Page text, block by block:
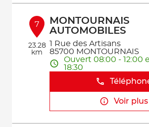
7
23.28
km
MONTOURNAIS
AUTOMOBILES
1 Rue des Artisans
85700 MONTOURNAIS
Ouvert 08:00 - 12:00
18:30
Voir plus